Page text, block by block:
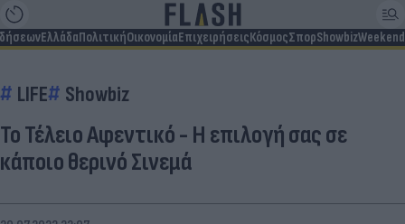
ΕλλάδαΠολιτικήΟικονομίαΕπιχειρήσειςΚόσμοςΣπορShowbizWeekend
LIFE Showbiz
Το Τέλειο Αφεντικό - Η επιλογή σας σε
κάποιο θερινό Σινεμά